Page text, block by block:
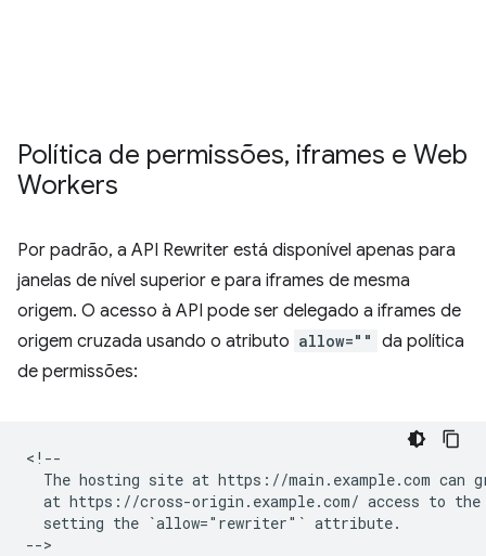
Política de permissões, iframes e Web
Workers
Por padrão, a API Rewriter está disponível apenas para
janelas de nível superior e para iframes de mesma
origem. O acesso à API pode ser delegado a iframes de
origem cruzada usando o atributo allow="" da política
de permissões:
<!--
The hosting site at https://main.example.com can
at https://cross-origin.example.com/ access to
  setting the `allow="rewriter"` attribute.
-->